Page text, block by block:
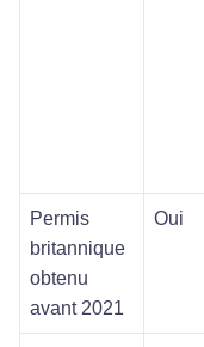
Permis
britannique
obtenu
avant 2021
Oui